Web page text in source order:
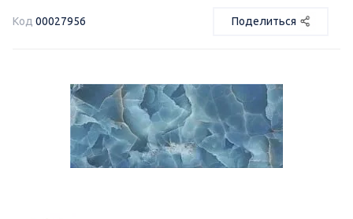
Код 00027956 Поделиться